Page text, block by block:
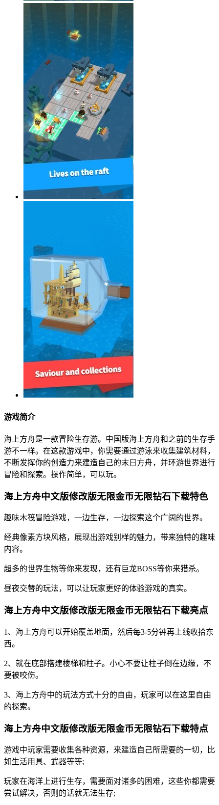
游戏简介
海上方舟是一款冒险生存游。中国版海上方舟和之前的生存手
游不一样。在这款游戏中，你需要通过游泳来收集建筑材料，
不断发挥你的创造力来建造自己的末日方舟，并环游世界进行
冒险和探索。操作简单，可以玩。
海上方舟中文版修改版无限金币无限钻石下载特色
趣味木筏冒险游戏，一边生存，一边探索这个广阔的世界。
经典像素方块风格，展现出游戏别样的魅力，带来独特的趣味
内容。
超多的世界生物等你来发现，还有巨龙BOSS等你来猎杀。
昼夜交替的玩法，可以让玩家更好的体验游戏的真实。
海上方舟中文版修改版无限金币无限钻石下载亮点
1、海上方舟可以开始覆盖地面，然后每3-5分钟再上线收拾东
西。
2、就在底部搭建楼梯和柱子。小心不要让柱子倒在边缘，不
要被咬伤。
3、海上方舟中的玩法方式十分的自由，玩家可以在这里自由
的探索。
海上方舟中文版修改版无限金币无限钻石下载特点
游戏中玩家需要收集各种资源，来建造自己所需要的一切，比
如生活用具、武器等等;
玩家在海洋上进行生存，需要面对诸多的困难，这些你都需要
尝试解决，否则的话就无法生存;